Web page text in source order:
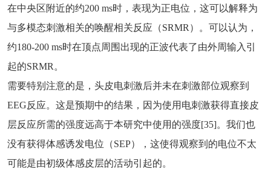
在中央区附近的约200 ms时，表现为正电位，这可以解释为
与多模态刺激相关的唤醒相关反应（SRMR）。可以认为，
约180-200 ms时在顶点周围出现的正波代表了由外周输入引
起的SRMR。
需要特别注意的是，头皮电刺激后并未在刺激部位观察到
EEG反应。这是预期中的结果，因为使用电刺激获得直接皮
层反应所需的强度远高于本研究中使用的强度[35]。我们也
没有获得体感诱发电位（SEP），这使得观察到的电位不太
可能是由初级体感皮层的活动引起的。